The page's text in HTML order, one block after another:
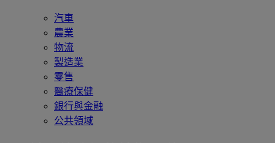
汽車
農業
物流
製造業
零售
醫療保健
銀行與金融
公共領域